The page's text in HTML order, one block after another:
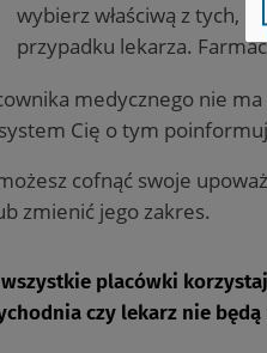
wybierz właściwą z tych,
przypadku lekarza.
medycznego nie
Cię o tym
cofnąć swoje
zmienić jego zakres.
placówki
czy lekarz nie